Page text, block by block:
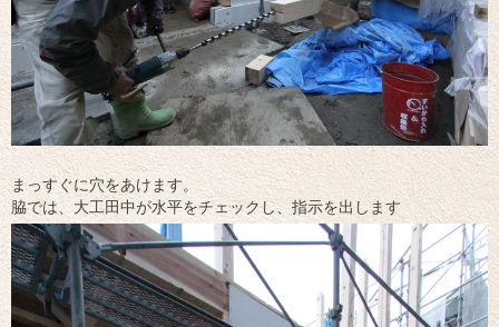
まっすぐに穴をあけます。
脇では、大工田中が水平をチェックし、指示を出します